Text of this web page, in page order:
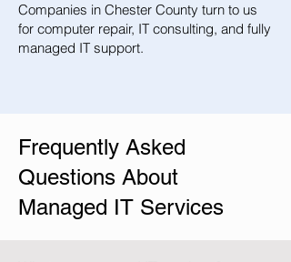
Companies in Chester County turn to us
for computer repair, IT consulting, and fully
managed IT support.
Frequently Asked
Questions About
Managed IT Services